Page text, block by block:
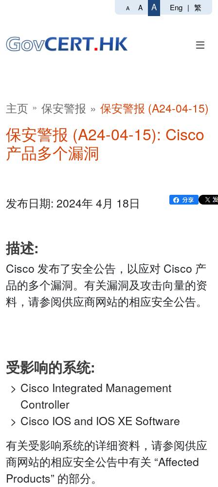
A A A Eng | 繁
主页 保安警报 保安警报 (A24-04-15)
保安警报 (A24-04-15): Cisco
产品多个漏洞
发布日期: 2024年 4月 18日
描述:
Cisco 发布了安全公告，以应对 Cisco 产
品的多个漏洞。有关漏洞及攻击向量的资
料，请参阅供应商网站的相应安全公告。
受影响的系统:
Cisco Integrated Management
Controller
Cisco IOS and IOS XE Software
有关受影响系统的详细资料，请参阅供应
商网站的相应安全公告中有关 “Affected
Products” 的部分。